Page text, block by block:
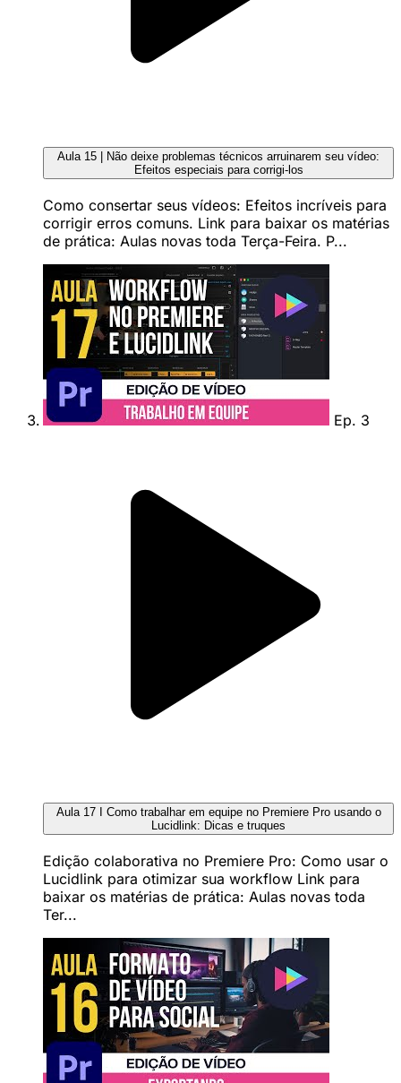
Aula 15 | Não deixe problemas técnicos arruinarem seu vídeo:
Efeitos especiais para corrigi-los
Como consertar seus vídeos: Efeitos incríveis para
corrigir erros comuns. Link para baixar os matérias
de prática: Aulas novas toda Terça-Feira. P...
Ep. 3
Aula 17 I Como trabalhar em equipe no Premiere Pro usando o
Lucidlink: Dicas e truques
Edição colaborativa no Premiere Pro: Como usar o
Lucidlink para otimizar sua workflow Link para
baixar os matérias de prática: Aulas novas toda
Ter...